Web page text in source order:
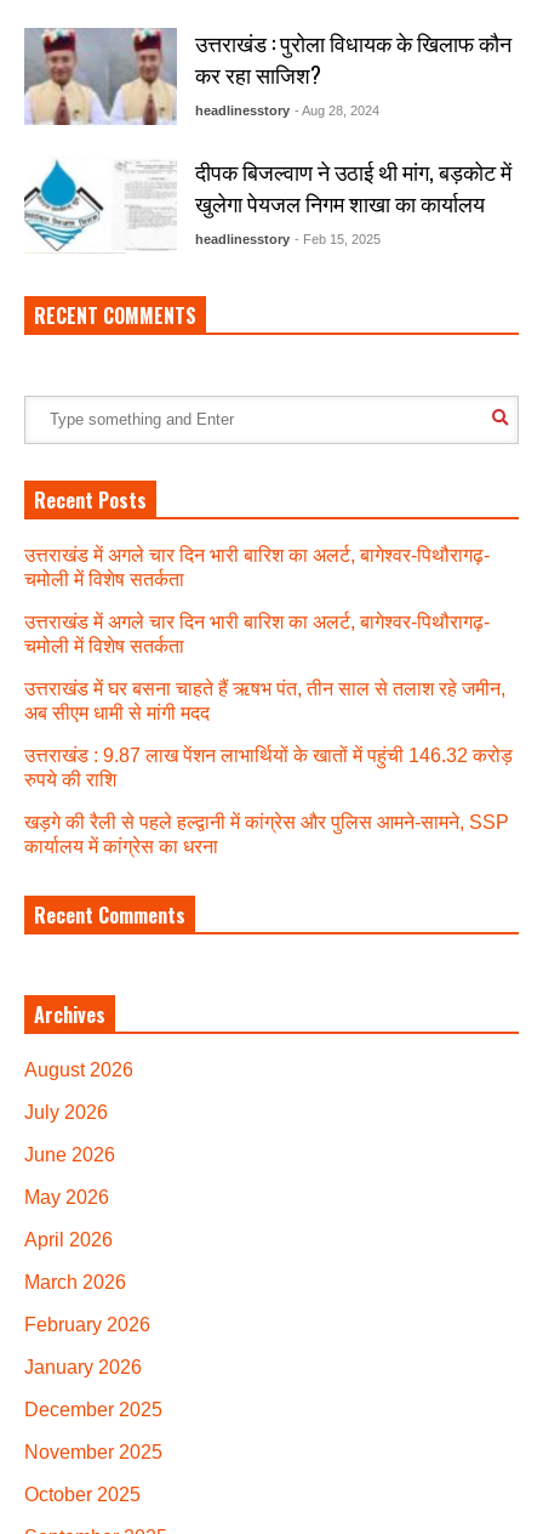
उत्तराखंड : पुरोला विधायक के खिलाफ कौन
कर रहा साजिश?
headlinesstory - Aug 28, 2024
दीपक बिजल्वाण ने उठाई थी मांग, बड़कोट में
खुलेगा पेयजल निगम शाखा का कार्यालय
headlinesstory - Feb 15, 2025
RECENT COMMENTS
Recent Posts
उत्तराखंड में अगले चार दिन भारी बारिश का अलर्ट, बागेश्वर-पिथौरागढ़-
चमोली में विशेष सतर्कता
उत्तराखंड में अगले चार दिन भारी बारिश का अलर्ट, बागेश्वर-पिथौरागढ़-
चमोली में विशेष सतर्कता
उत्तराखंड में घर बसना चाहते हैं ऋषभ पंत, तीन साल से तलाश रहे जमीन,
अब सीएम धामी से मांगी मदद
उत्तराखंड : 9.87 लाख पेंशन लाभार्थियों के खातों में पहुंची 146.32 करोड़
रुपये की राशि
खड़गे की रैली से पहले हल्द्वानी में कांग्रेस और पुलिस आमने-सामने, SSP
कार्यालय में कांग्रेस का धरना
Recent Comments
Archives
August 2026
July 2026
June 2026
May 2026
April 2026
March 2026
February 2026
January 2026
December 2025
November 2025
October 2025